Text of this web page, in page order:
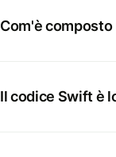
Com'è
Il codice Swift è